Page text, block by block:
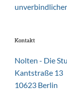
Kontakt
Nolten - Die
Kantstraße 13
10623 Berlin